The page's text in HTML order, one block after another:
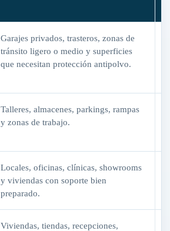
Garajes privados, trasteros, zonas de
tránsito ligero o medio y superficies
que necesitan protección antipolvo.
Talleres, almacenes, parkings, rampas
y zonas de trabajo.
Locales, oficinas, clínicas, showrooms
y viviendas con soporte bien
preparado.
Viviendas, tiendas, recepciones,